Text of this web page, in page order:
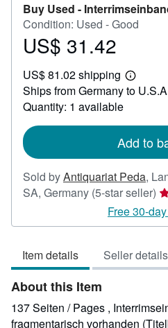
Buy Used -
Condition: Used - Good
Price
31.42
US$ 31.42
US$ 81.02 shipping
Learn
more
Ships from Germany to
Quantity: 1 available
Add to
Sold byAntiquariat Peda,
SA, Germany (5-star seller)
5
of
5
Free 30-
Item details Seller details
About this Item
137 Seiten / Pages ,
fragmentarisch vorhanden